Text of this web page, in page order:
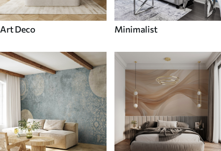
Art Deco Minimalist